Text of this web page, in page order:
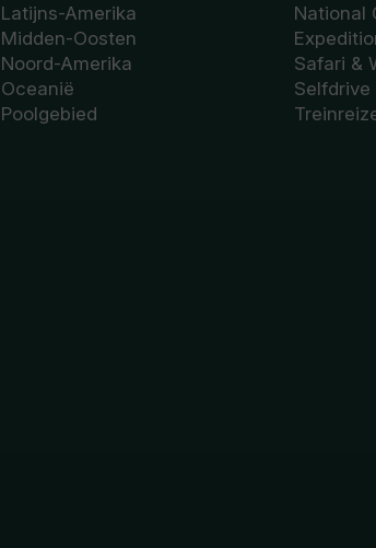
Latijns-Amerika
Midden-Oosten
Noord-Amerika
Oceanië
Poolgebied
National
Safari &
Selfdrive